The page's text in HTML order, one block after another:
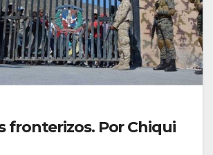
fronterizos. Por Chiqui